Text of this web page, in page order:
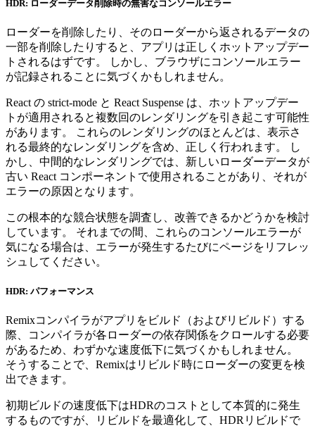
HDR: ローダーデータ削除時の無害なコンソールエラー
ローダーを削除したり、そのローダーから返されるデータの
一部を削除したりすると、アプリは正しくホットアップデー
トされるはずです。 しかし、ブラウザにコンソールエラー
が記録されることに気づくかもしれません。
React の strict-mode と React Suspense は、ホットアップデー
トが適用されると複数回のレンダリングを引き起こす可能性
があります。 これらのレンダリングのほとんどは、表示さ
れる最終的なレンダリングを含め、正しく行われます。 し
かし、中間的なレンダリングでは、新しいローダーデータが
古い React コンポーネントで使用されることがあり、それが
エラーの原因となります。
この根本的な競合状態を調査し、改善できるかどうかを検討
しています。 それまでの間、これらのコンソールエラーが
気になる場合は、エラーが発生するたびにページをリフレッ
シュしてください。
HDR: パフォーマンス
Remixコンパイラがアプリをビルド（およびリビルド）する
際、コンパイラが各ローダーの依存関係をクロールする必要
があるため、わずかな速度低下に気づくかもしれません。
そうすることで、Remixはリビルド時にローダーの変更を検
出できます。
初期ビルドの速度低下はHDRのコストとして本質的に発生
するものですが、リビルドを最適化して、HDRリビルドで